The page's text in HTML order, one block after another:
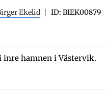
Ekelid ID: BIEK00879
inre hamnen i Västervik.